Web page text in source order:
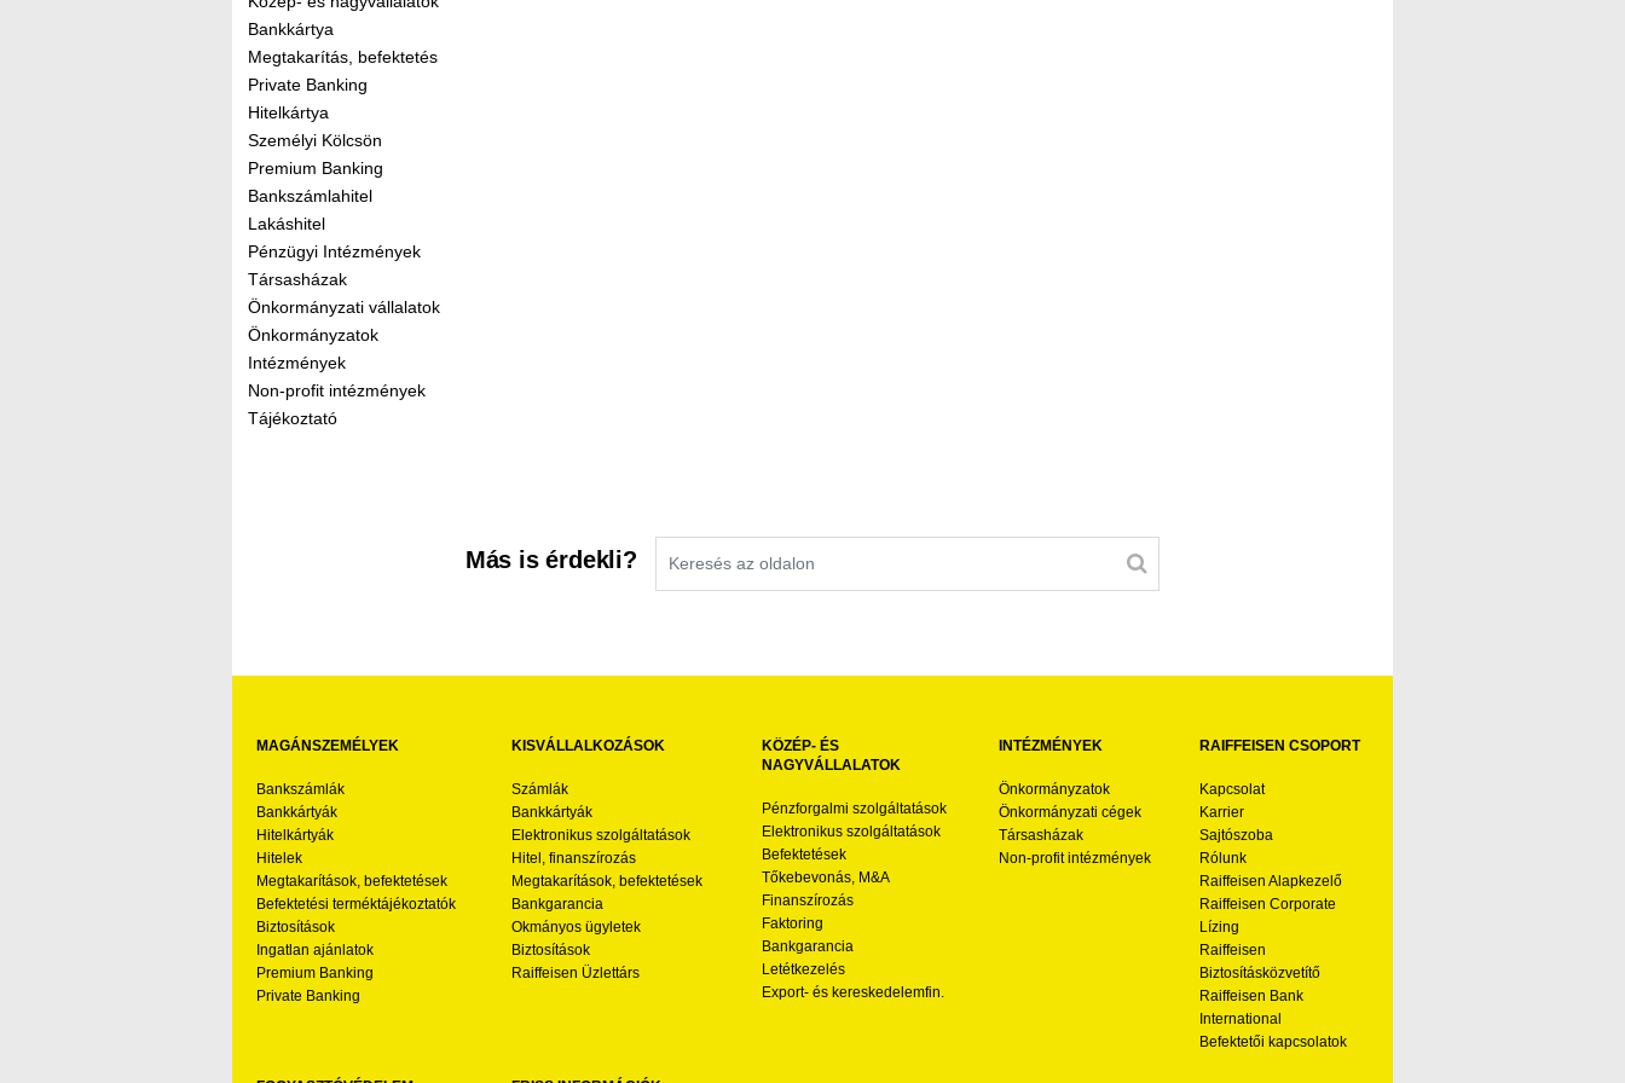
Bankkártya
Megtakarítás, befektetés
Private Banking
Hitelkártya
Személyi Kölcsön
Premium Banking
Bankszámlahitel
Lakáshitel
Pénzügyi Intézmények
Társasházak
Önkormányzati vállalatok
Önkormányzatok
Intézmények
Non-profit intézmények
Tájékoztató
Más is érdekli?
MAGÁNSZEMÉLYEK
Bankszámlák
Bankkártyák
Hitelkártyák
Hitelek
Megtakarítások, befektetések
Befektetési terméktájékoztatók
Biztosítások
Ingatlan ajánlatok
Premium Banking
Private Banking
KISVÁLLALKOZÁSOK
Számlák
Bankkártyák
Elektronikus szolgáltatások
Hitel, finanszírozás
Megtakarítások, befektetések
Bankgarancia
Okmányos ügyletek
Biztosítások
Raiffeisen Üzlettárs
KÖZÉP- ÉS
NAGYVÁLLALATOK
Pénzforgalmi szolgáltatások
Elektronikus szolgáltatások
Befektetések
Tőkebevonás, M&A
Finanszírozás
Faktoring
Bankgarancia
Letétkezelés
Export- és kereskedelemfin.
INTÉZMÉNYEK
Önkormányzatok
Önkormányzati cégek
Társasházak
Non-profit intézmények
RAIFFEISEN CSOPORT
Kapcsolat
Karrier
Sajtószoba
Rólunk
Raiffeisen Alapkezelő
Raiffeisen Corporate
Lízing
Raiffeisen
Biztosításközvetítő
Raiffeisen Bank
International
Befektetői kapcsolatok